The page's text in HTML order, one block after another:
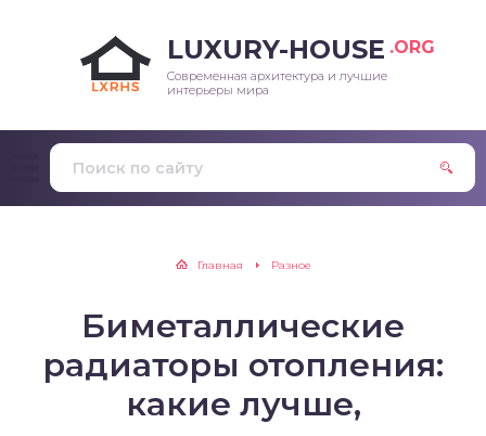
LUXURY-HOUSE .ORG
Современная архитектура и лучшие
интерьеры мира
Главная Разное
Биметаллические
радиаторы отопления:
какие лучше,